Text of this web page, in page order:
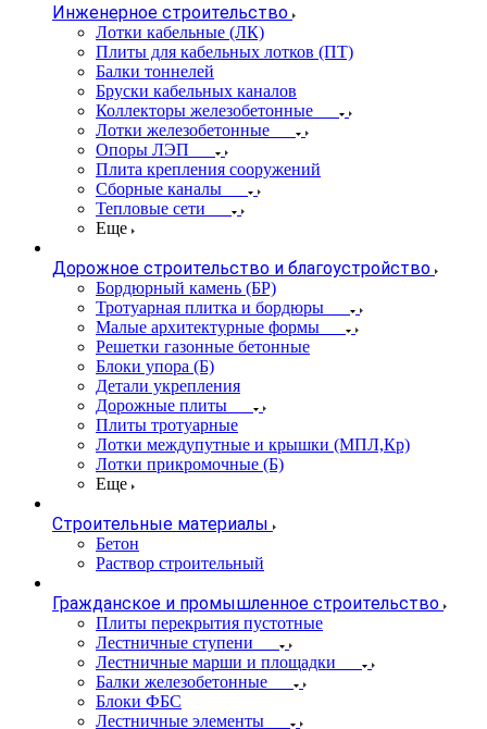
Инженерное строительство
Лотки кабельные (ЛК)
Плиты для кабельных лотков (ПТ)
Балки тоннелей
Бруски кабельных каналов
Коллекторы железобетонные
Лотки железобетонные
Опоры ЛЭП
Плита крепления сооружений
Сборные каналы
Тепловые сети
Еще
Дорожное строительство и благоустройство
Бордюрный камень (БР)
Тротуарная плитка и бордюры
Малые архитектурные формы
Решетки газонные бетонные
Блоки упора (Б)
Детали укрепления
Дорожные плиты
Плиты тротуарные
Лотки междупутные и крышки (МПЛ,Кр)
Лотки прикромочные (Б)
Еще
Строительные материалы
Бетон
Раствор строительный
Гражданское и промышленное строительство
Плиты перекрытия пустотные
Лестничные ступени
Лестничные марши и площадки
Балки железобетонные
Блоки ФБС
Лестничные элементы